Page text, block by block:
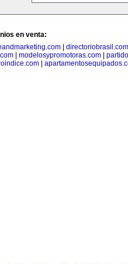
en venta:
| directoriobrasil.com
modelosypromotoras.com